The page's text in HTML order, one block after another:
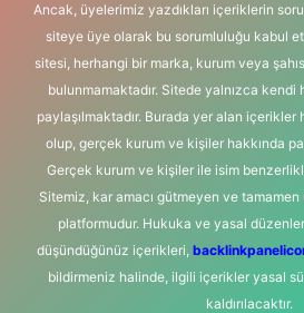
Ancak, üyelerimiz yazdıkları içeriklerin
siteye üye olarak bu sorumluluğu kabul
sitesi, herhangi bir marka, kurum veya
bulunmamaktadır. Sitede yalnızca kendi
paylaşılmaktadır. Burada yer alan içerikler
olup, gerçek kurum ve kişiler hakkında
Gerçek kurum ve kişiler ile isim
Sitemiz, kar amacı gütmeyen ve
platformudur. Hukuka ve yasal
düşündüğünüz içerikleri,
bildirmeniz halinde, ilgili içerikler yasal
kaldırılacaktır.